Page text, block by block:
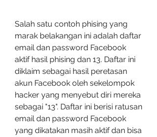
Salah satu contoh phising yang
marak belakangan ini adalah daftar
email dan password Facebook
aktif hasil phising dan 13. Daftar ini
diklaim sebagai hasil peretasan
akun Facebook oleh sekelompok
hacker yang menyebut diri mereka
sebagai "13". Daftar ini berisi ratusan
email dan password Facebook
yang dikatakan masih aktif dan bisa